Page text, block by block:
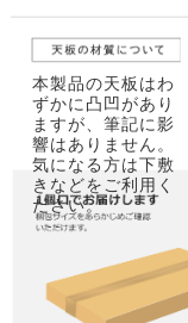
本製品の天板はわ
ずかに凸凹があり
ますが、筆記に影
響はありません。
気になる方は下敷
きなどをご利用く
ださい。